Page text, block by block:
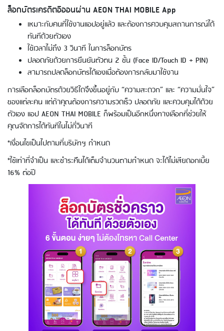
ล็อกบัตรเครดิตอิออนผ่าน AEON THAI MOBILE App
เหมาะกับคนที่ใช้งานแอปอยู่แล้ว และต้องการควบคุมสถานการณ์ได้
ทันทีด้วยตัวเอง
ใช้เวลาไม่ถึง 3 วินาที ในการล็อกบัตร
ปลอดภัยด้วยการยืนยันตัวตน 2 ชั้น (Face ID/Touch ID + PIN)
สามารถปลดล็อกบัตรได้เองเมื่อต้องการกลับมาใช้งาน
การเลือกล็อกบัตรด้วยวิธีใดจึงขึ้นอยู่กับ “ความสะดวก” และ “ความมั่นใจ”
ของแต่ละคน แต่ถ้าคุณต้องการความรวดเร็ว ปลอดภัย และควบคุมได้ด้วย
ตัวเอง แอป AEON THAI MOBILE ก็พร้อมเป็นอีกหนึ่งทางเลือกที่ช่วยให้
คุณจัดการได้ทันทีในไม่กี่วินาที
*เงื่อนไขเป็นไปตามที่บริษัทฯ กำหนด
*ใช้เท่าที่จำเป็น และชำระคืนได้เต็มจำนวนตามกำหนด จะได้ไม่เสียดอกเบี้ย
16% ต่อปี